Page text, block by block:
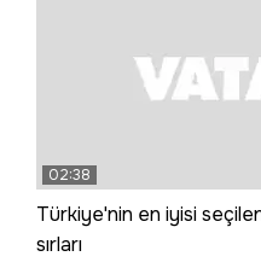
02:38
Türkiye'nin en iyisi
sırları